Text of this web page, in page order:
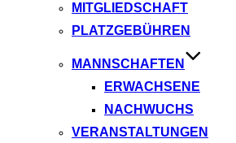
MITGLIEDSCHAFT
PLATZGEBÜHREN
MANNSCHAFTEN
ERWACHSENE
NACHWUCHS
VERANSTALTUNGEN